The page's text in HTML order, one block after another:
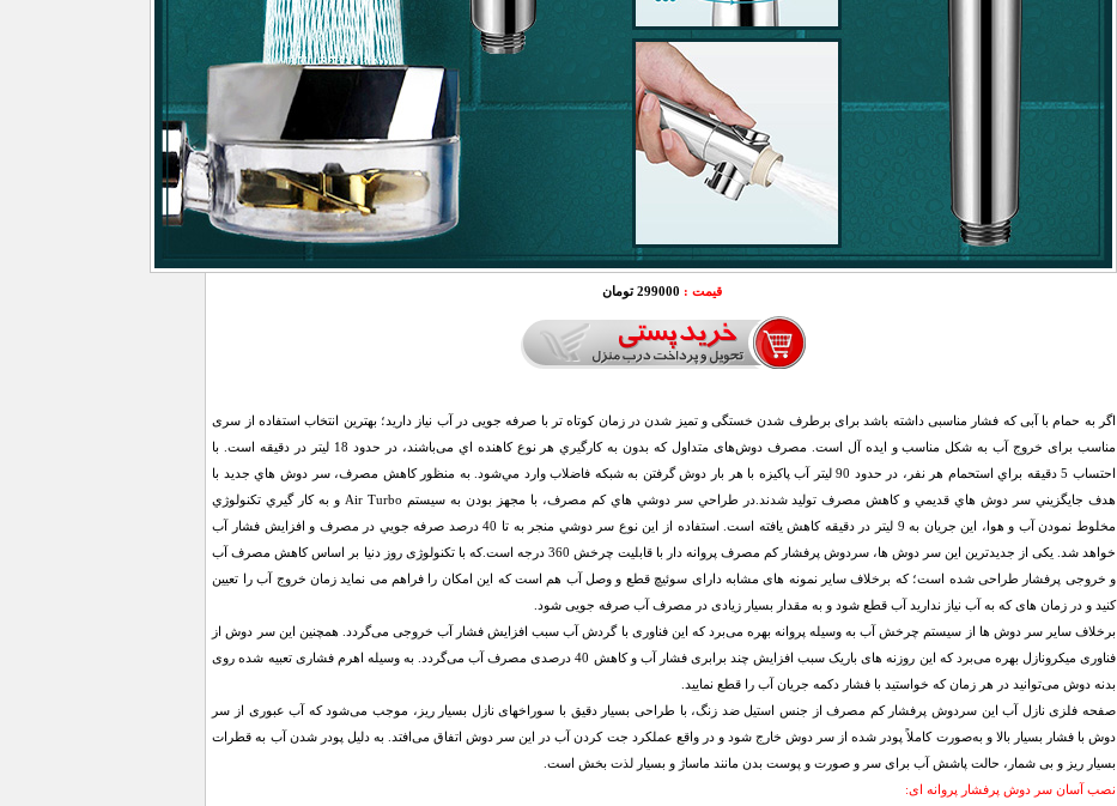
قیمت : 299000 تومان
اگر به حمام با آبی که فشار مناسبی داشته باشد برای برطرف شدن خستگی و تمیز شدن در زمان کوتاه تر با صرفه جویی در آب نیاز دارید؛ بهترین انتخاب استفاده از سری
مناسب برای خروج آب به شکل مناسب و ایده آل است. مصرف دوش‌های متداول که بدون به کارگيري هر نوع کاهنده اي می‌باشند، در حدود 18 ليتر در دقيقه است. با
احتساب 5 دقيقه براي استحمام هر نفر، در حدود 90 ليتر آب پاکيزه با هر بار دوش گرفتن به شبکه فاضلاب وارد مي‌شود. به منظور کاهش مصرف، سر دوش هاي جديد با
هدف جايگزيني سر دوش هاي قديمي و کاهش مصرف توليد شدند.در طراحي سر دوشي هاي کم مصرف، با مجهز بودن به سیستم Air Turbo و به کار گيري تکنولوژي
مخلوط نمودن آب و هوا، این جريان به 9 ليتر در دقيقه کاهش يافته است. استفاده از اين نوع سر دوشي منجر به تا 40 درصد صرفه جويي در مصرف و افزایش فشار آب
خواهد شد. یکی از جدیدترین این سر دوش ها، سردوش پرفشار کم مصرف پروانه دار با قابلیت چرخش 360 درجه است.که با تکنولوژی روز دنیا بر اساس کاهش مصرف آب
و خروجی پرفشار طراحی شده است؛ که برخلاف سایر نمونه های مشابه دارای سوئیچ قطع و وصل آب هم است که این امکان را فراهم می نماید زمان خروج آب را تعیین
کنید و در زمان های که به آب نیاز ندارید آب قطع شود و به مقدار بسیار زیادی در مصرف آب صرفه جویی شود.
برخلاف سایر سر دوش ها از سیستم چرخش آب به وسیله پروانه بهره می‌برد که این فناوری با گردش آب سبب افزایش فشار آب خروجی می‌گردد. همچنین این سر دوش از
فناوری میکرونازل بهره می‌برد که این روزنه های باریک سبب افزایش چند برابری فشار آب و کاهش 40 درصدی مصرف آب می‌گردد. به وسیله اهرم فشاری تعبیه شده روی
بدنه دوش می‌توانید در هر زمان که خواستید با فشار دکمه جریان آب را قطع نمایید.
صفحه فلزی نازل آب این سردوش پرفشار کم مصرف از جنس استیل ضد زنگ، با طراحی بسیار دقیق با سوراخهای نازل بسیار ریز، موجب می‌شود که آب عبوری از سر
دوش با فشار بسیار بالا و به‌صورت کاملاً پودر شده از سر دوش خارج شود و در واقع عملکرد جت کردن آب در این سر دوش اتفاق می‌افتد. به دلیل پودر شدن آب به قطرات
بسیار ریز و بی شمار، حالت پاشش آب برای سر و صورت و پوست بدن مانند ماساژ و بسیار لذت بخش است.
نصب آسان سر دوش پرفشار پروانه ای: